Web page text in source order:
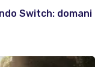
Switch: domani